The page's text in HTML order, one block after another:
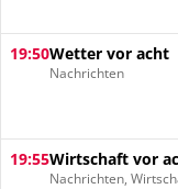
19:50Wetter vor acht
Nachrichten
19:55Wirtschaft vor
Nachrichten,